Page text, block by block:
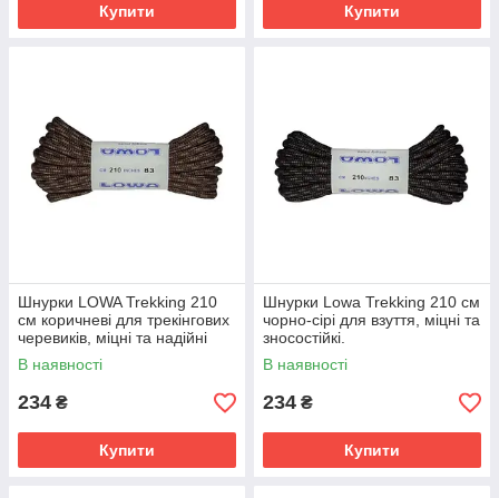
Купити Купити
Шнурки LOWA Trekking 210
см коричневі для трекінгових
черевиків, міцні та надійні
В наявності
234 ₴
Купити
Шнурки Lowa Trekking 210 см
чорнo-сірі для взуття, міцні та
зносостійкі.
В наявності
234 ₴
Купити